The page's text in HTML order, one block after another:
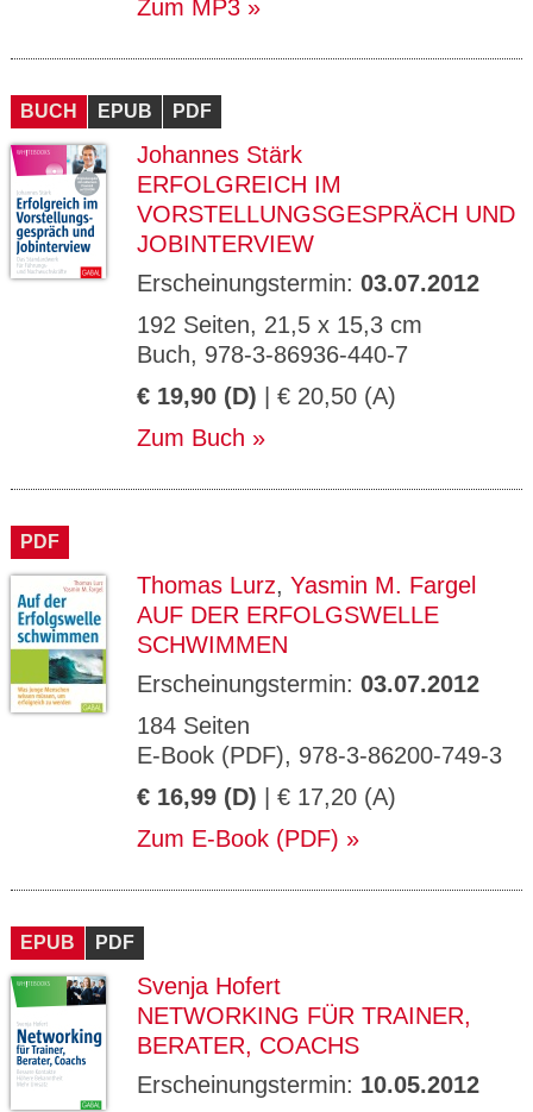
Zum MP3
BUCH EPUB PDF
Johannes Stärk
ERFOLGREICH IM
VORSTELLUNGSGESPRÄCH UND
JOBINTERVIEW
Erscheinungstermin: 03.07.2012
192 Seiten, 21,5 x 15,3 cm
Buch, 978-3-86936-440-7
€ 19,90 (D) | € 20,50 (A)
Zum Buch
PDF
Thomas Lurz, Yasmin M. Fargel
AUF DER ERFOLGSWELLE
SCHWIMMEN
Erscheinungstermin: 03.07.2012
184 Seiten
E-Book (PDF), 978-3-86200-749-3
€ 16,99 (D) | € 17,20 (A)
Zum E-Book (PDF)
EPUB PDF
Svenja Hofert
NETWORKING FÜR TRAINER,
BERATER, COACHS
Erscheinungstermin: 10.05.2012